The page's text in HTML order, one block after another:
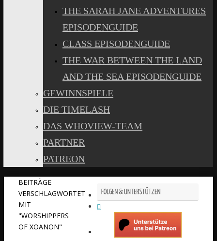
THE SARAH JANE ADVENTURES
EPISODENGUIDE
CLASS EPISODENGUIDE
THE WAR BETWEEN THE LAND
AND THE SEA EPISODENGUIDE
GEWINNSPIELE
DIE TIMELASH
DAS WHOVIEW-TEAM
PARTNER
PATREON
START
BEITRÄGE
VERSCHLAGWORTET
MIT
"WORSHIPPERS
OF XOANON"